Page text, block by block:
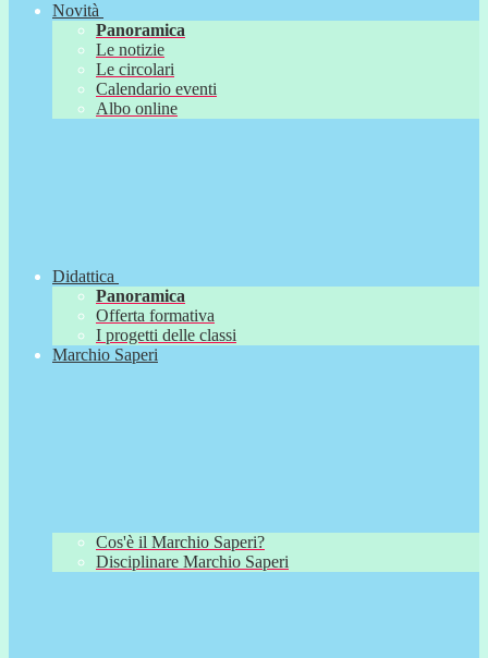
Novità
Panoramica
Le notizie
Le circolari
Calendario eventi
Albo online
Didattica
Panoramica
Offerta formativa
I progetti delle classi
Marchio Saperi
Cos'è il Marchio Saperi?
Disciplinare Marchio Saperi